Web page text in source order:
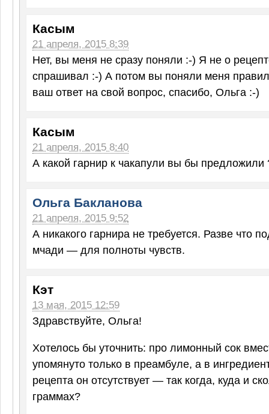
Касым
21 апреля, 2015 8:39
Нет, вы меня не сразу поняли :-) Я не о
спрашивал :-) А потом вы поняли меня
ваш ответ на свой вопрос, спасибо, Ольга :-)
Касым
21 апреля, 2015 8:40
А какой гарнир к чакапули вы бы предложили
Ольга Бакланова
21 апреля, 2015 9:52
А никакого гарнира не требуется. Разве что
мчади — для полноты чувств.
Кэт
13 мая, 2015 12:59
Здравствуйте, Ольга!
Хотелось бы уточнить: про лимонный сок
упомянуто только в преамбуле, а в
рецепта он отсутствует — так когда, куда и
граммах?